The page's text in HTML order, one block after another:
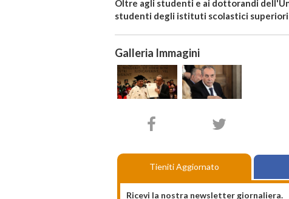
Oltre agli studenti e ai dottorandi
studenti degli istituti scolastici
Galleria Immagini
Tieniti Aggiornato
Ricevi la nostra newsletter giornaliera.